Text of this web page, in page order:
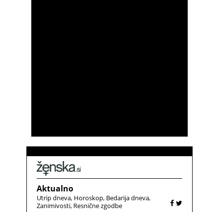
Aktualno
Utrip dneva Horoskop Bedarija dneva
Zanimivosti Resnične zgodbe